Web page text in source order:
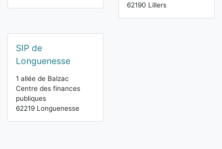
62190 Lillers
SIP de
Longuenesse
1 allée de Balzac
Centre des finances
publiques
62219 Longuenesse